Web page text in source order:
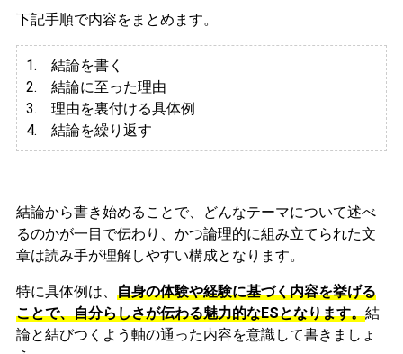
下記手順で内容をまとめます。
1. 結論を書く
2. 結論に至った理由
3. 理由を裏付ける具体例
4. 結論を繰り返す
結論から書き始めることで、どんなテーマについて述べ
るのかが一目で伝わり、かつ論理的に組み立てられた文
章は読み手が理解しやすい構成となります。
特に具体例は、 自身の体験や経験に基づく内容を挙げる
ことで、自分らしさが伝わる魅力的なESとなります。結
論と結びつくよう軸の通った内容を意識して書きましょ